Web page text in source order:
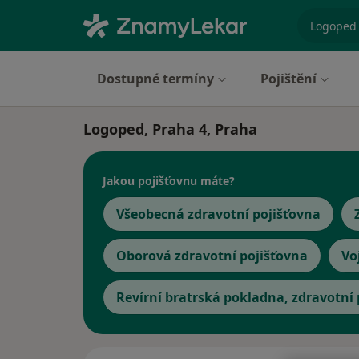
Dostupné termíny Pojištění
Logoped, Praha 4, Praha
Jakou pojišťovnu máte?
Všeobecná zdravotní pojišťovna
Oborová zdravotní pojišťovna
Revírní bratrská pokladna, zdravotní